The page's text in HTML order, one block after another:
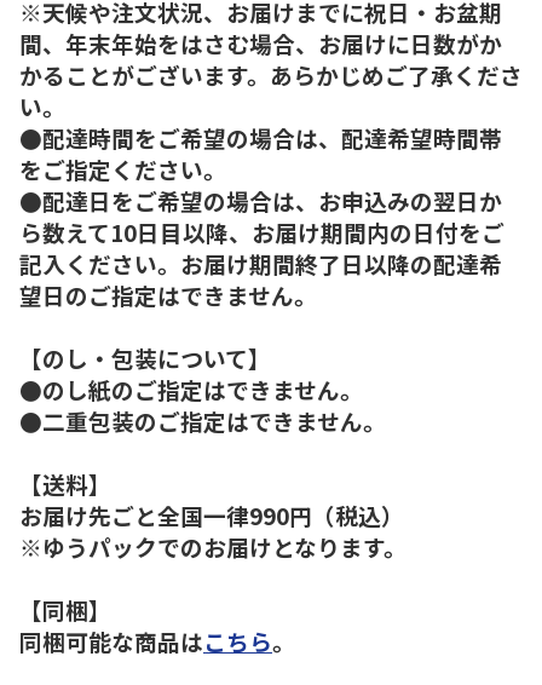
※天候や注文状況、お届けまでに祝日・お盆期
間、年末年始をはさむ場合、お届けに日数がか
かることがございます。あらかじめご了承くださ
い。
●配達時間をご希望の場合は、配達希望時間帯
をご指定ください。
●配達日をご希望の場合は、お申込みの翌日か
ら数えて10日目以降、お届け期間内の日付をご
記入ください。お届け期間終了日以降の配達希
望日のご指定はできません。
【のし・包装について】
●のし紙のご指定はできません。
●二重包装のご指定はできません。
【送料】
お届け先ごと全国一律990円（税込）
※ゆうパックでのお届けとなります。
【同梱】
同梱可能な商品はこちら。